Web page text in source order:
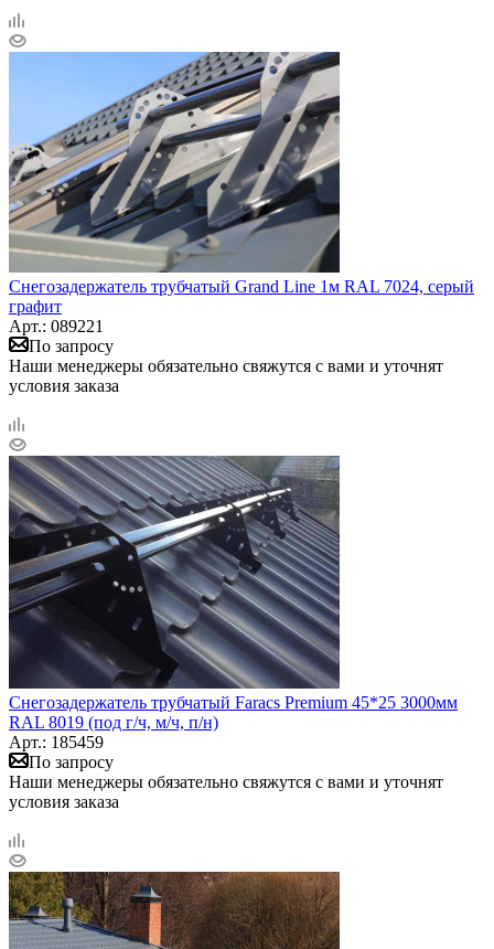
Снегозадержатель трубчатый Grand Line 1м RAL 7024, серый
графит
Арт.: 089221
По запросу
Наши менеджеры обязательно свяжутся с вами и уточнят
условия заказа
Снегозадержатель трубчатый Faracs Premium 45*25 3000мм
RAL 8019 (под г/ч, м/ч, п/н)
Арт.: 185459
По запросу
Наши менеджеры обязательно свяжутся с вами и уточнят
условия заказа